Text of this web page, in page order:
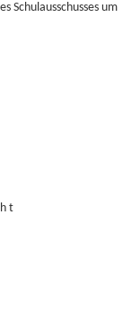
Schulausschusses um
t